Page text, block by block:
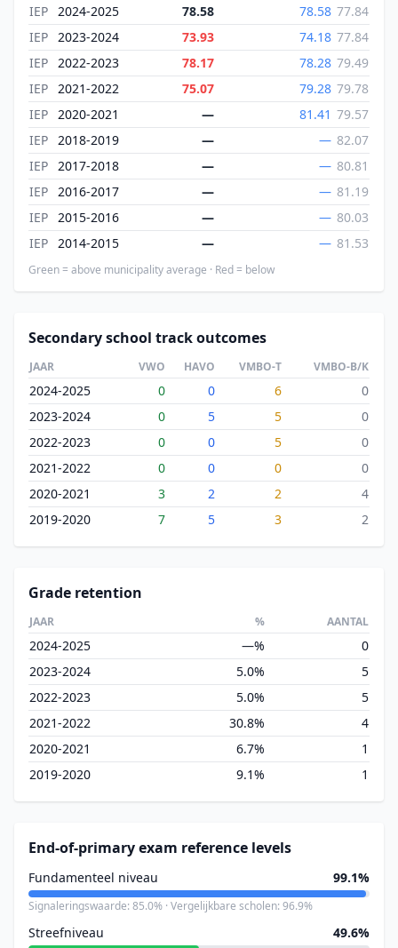
IEP 2024-2025 78.58 78.58 77.84
IEP 2023-2024 73.93 74.18 77.84
IEP 2022-2023 78.17 78.28 79.49
IEP 2021-2022 75.07 79.28 79.78
IEP 2020-2021 — 81.41 79.57
IEP 2018-2019 — — 82.07
IEP 2017-2018 — — 80.81
IEP 2016-2017 — — 81.19
IEP 2015-2016 — — 80.03
IEP 2014-2015 — — 81.53
Green = above municipality average · Red = below
Secondary school track outcomes
JAAR VWO HAVO VMBO-T VMBO-B/K
2024-2025 0 0 6
0
2023-2024
0 5 5
0
2022-2023
0 0 5
0
2021-2022
0 0 0
0
2020-2021
3 2 2
4
2019-2020
7 5 3 2
Grade retention
JAAR % AANTAL
2024-2025 —%
0
2023-2024
5.0%
5
2022-2023
5.0%
5
2021-2022
30.8%
4
2020-2021
6.7%
1
2019-2020
9.1% 1
End-of-primary exam reference levels
Fundamenteel niveau 99.1%
Signaleringswaarde: 85.0% · Vergelijkbare scholen: 96.9%
Streefniveau 49.6%